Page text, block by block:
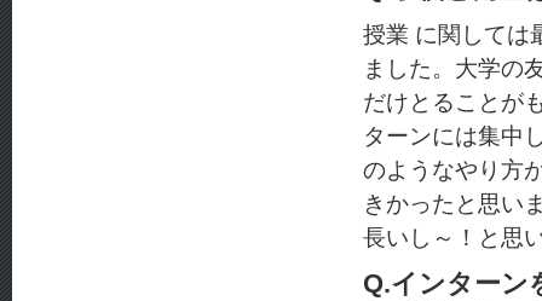
授業 に関しては
ました。大学の
だけとることが
ターンには集中
のようなやり方
きかったと思い
長いし～！と思
Q.インターン